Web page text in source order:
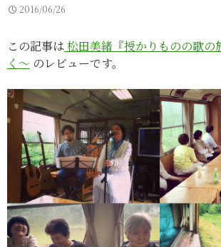
2016/06/26
この記事は松田美緒『授かりものの歌の
く〜 のレビューです。